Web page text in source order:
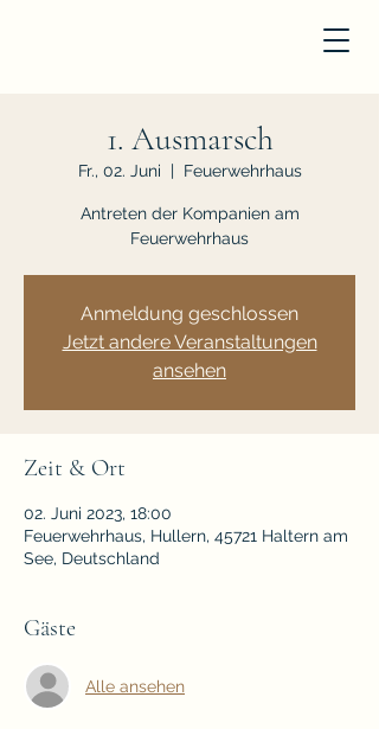
1. Ausmarsch
Fr., 02. Juni
  |
Feuerwehrhaus
Antreten der Kompanien am
Feuerwehrhaus
Anmeldung geschlossen
Jetzt andere Veranstaltungen
ansehen
Zeit & Ort
02. Juni 2023, 18:00
Feuerwehrhaus, Hullern, 45721 Haltern am
See, Deutschland
Gäste
Alle ansehen